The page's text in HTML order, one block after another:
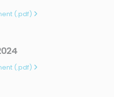
(.pdf)
(.pdf)